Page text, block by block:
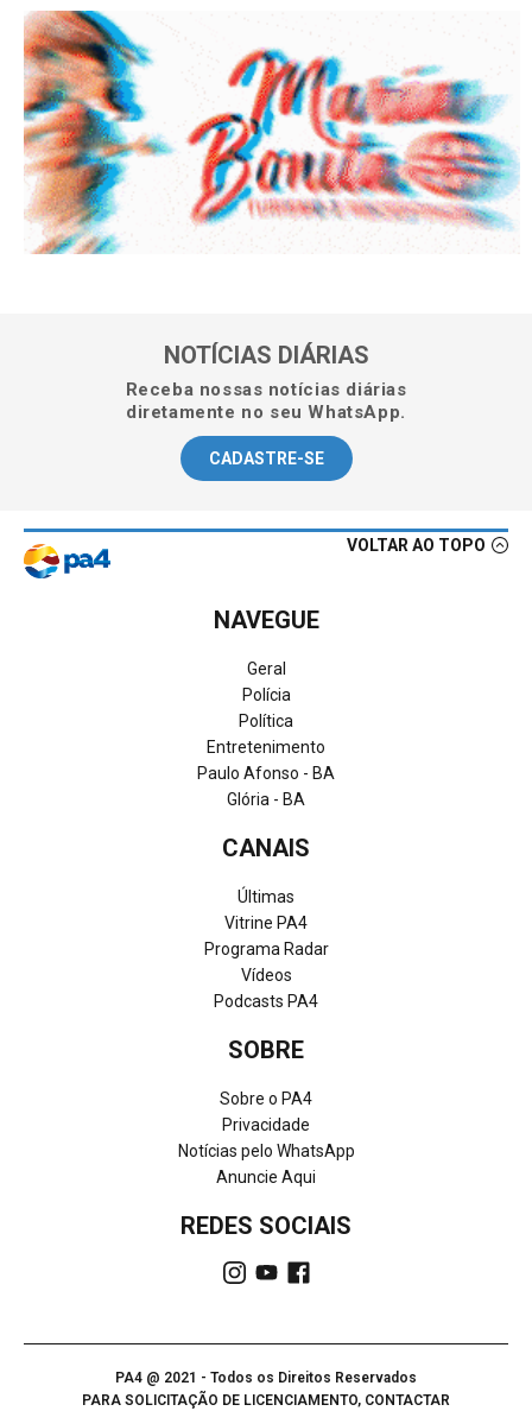
NOTÍCIAS DIÁRIAS
Receba nossas notícias diárias
diretamente no seu WhatsApp.
CADASTRE-SE
VOLTAR AO TOPO
NAVEGUE
Geral
Polícia
Política
Entretenimento
Paulo Afonso - BA
Glória - BA
CANAIS
Últimas
Vitrine PA4
Programa Radar
Vídeos
Podcasts PA4
SOBRE
Sobre o PA4
Privacidade
Notícias pelo WhatsApp
Anuncie Aqui
REDES SOCIAIS
PA4 @ 2021 - Todos os Direitos Reservados
PARA SOLICITAÇÃO DE LICENCIAMENTO, CONTACTAR